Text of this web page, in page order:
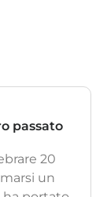
passato
20
un